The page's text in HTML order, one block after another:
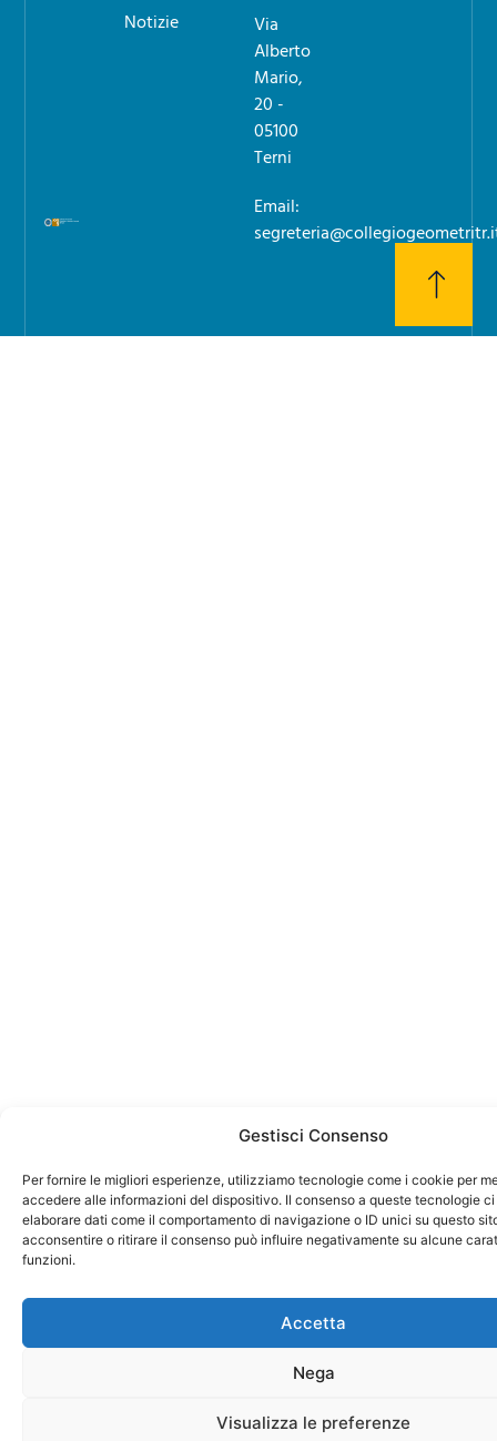
Gestisci Consenso
Per fornire le migliori esperienze, utilizziamo tecnologie come i cookie per
accedere alle informazioni del dispositivo. Il consenso a queste tecnologie
elaborare dati come il comportamento di navigazione o ID unici su questo
acconsentire o ritirare il consenso può influire negativamente su alcune
funzioni.
Accetta
Nega
Visualizza le preferenze
Notizie
Via
Alberto
Mario,
20 -
05100
Terni
Email: